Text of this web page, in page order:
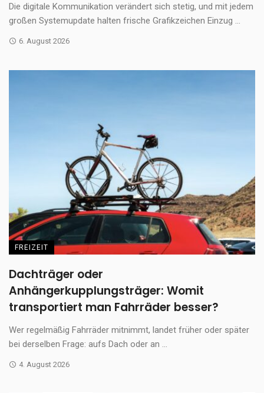
Die digitale Kommunikation verändert sich stetig, und mit jedem
großen Systemupdate halten frische Grafikzeichen Einzug ...
6. August 2026
FREIZEIT
Dachträger oder
Anhängerkupplungsträger: Womit
transportiert man Fahrräder besser?
Wer regelmäßig Fahrräder mitnimmt, landet früher oder später
bei derselben Frage: aufs Dach oder an ...
4. August 2026